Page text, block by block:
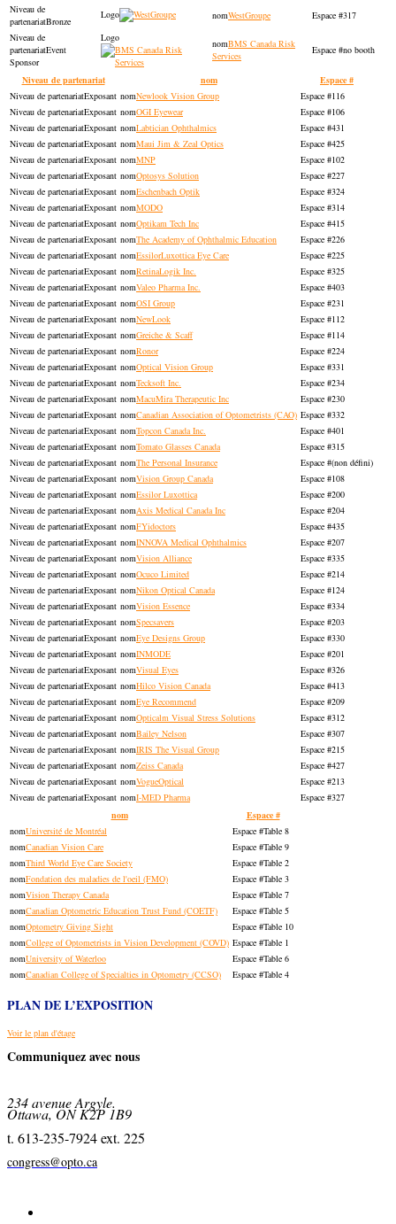
Bronze WestGroupe 317
Event
Sponsor
BMS Canada Risk
Services
no booth
Niveau de partenariat nom
Espace #
Exposant
Newlook Vision Group
116
Exposant
OGI Eyewear
106
Exposant
Labtician Ophthalmics
431
Exposant
Maui Jim & Zeal Optics
425
Exposant
MNP
102
Exposant
Optosys Solution
227
Exposant
Eschenbach Optik
324
Exposant
MODO
314
Exposant
Optikam Tech Inc
415
Exposant
The Academy of Ophthalmic Education
226
Exposant
EssilorLuxottica Eye Care
225
Exposant
RetinaLogik Inc.
325
Exposant
Valeo Pharma Inc.
403
Exposant
OSI Group
231
Exposant
NewLook
112
Exposant
Greiche & Scaff
114
Exposant
Ronor
224
Exposant
Optical Vision Group
331
Exposant
Tecksoft Inc.
234
Exposant
MacuMira Therapeutic Inc
230
Exposant
Canadian Association of Optometrists (CAO)
332
Exposant
Topcon Canada Inc.
401
Exposant
Tomato Glasses Canada
315
Exposant
The Personal Insurance
(non défini)
Exposant
Vision Group Canada
108
Exposant
Essilor Luxottica
200
Exposant
Axis Medical Canada Inc
204
Exposant
FYidoctors
435
Exposant
INNOVA Medical Ophthalmics
207
Exposant
Vision Alliance
335
Exposant
Ocuco Limited
214
Exposant
Nikon Optical Canada
124
Exposant
Vision Essence
334
Exposant
Specsavers
203
Exposant
Eye Designs Group
330
Exposant
INMODE
201
Exposant
Visual Eyes
326
Exposant
Hilco Vision Canada
413
Exposant
Eye Recommend
209
Exposant
Opticalm Visual Stress Solutions
312
Exposant
Bailey Nelson
307
Exposant
IRIS The Visual Group
215
Exposant
Zeiss Canada
427
Exposant
VogueOptical
213
Exposant
I-MED Pharma
327
nom
Espace #
Université de Montréal
Table 8
Canadian Vision Care
Table 9
Third World Eye Care Society
Table 2
Fondation des maladies de l'oeil (FMO)
Table 3
Vision Therapy Canada
Table 7
Canadian Optometric Education Trust Fund (COETF)
Table 5
Optometry Giving Sight
Table 10
College of Optometrists in Vision Development (COVD)
Table 1
University of Waterloo
Table 6
Canadian College of Specialties in Optometry (CCSO)
Table 4
PLAN DE L’EXPOSITION
Voir le plan d'étage
Communiquez avec nous
234 avenue Argyle.
Ottawa, ON K2P 1B9
t. 613-235-7924 ext. 225
congress@opto.ca